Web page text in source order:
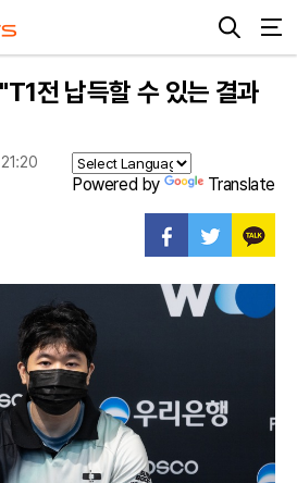
전 납득할 수 있는 결과
Powered by Translate